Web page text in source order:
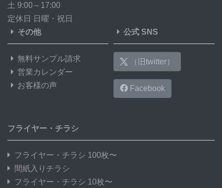
土 9:00～17:00
定休日 日曜・祝日
その他
無料サンプル請求
営業カレンダー
お客様の声
公式 SNS
（旧twitter）
Facebook
フライヤー・チラシ
フライヤー・チラシ 100枚〜
間紙入りチラシ
フライヤー・チラシ 10枚〜